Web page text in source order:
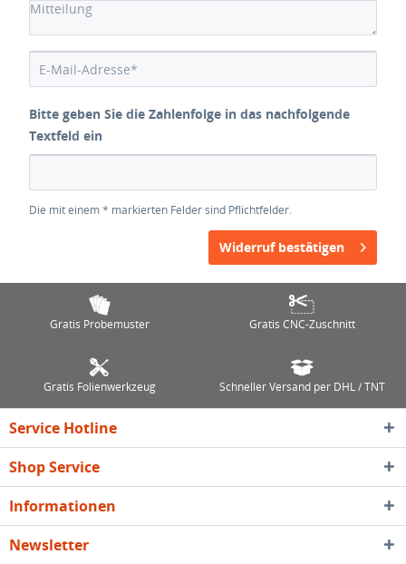
Bitte geben Sie die Zahlenfolge in das nachfolgende
Textfeld ein
Die mit einem * markierten Felder sind Pflichtfelder.
Widerruf bestätigen
Gratis Probemuster Gratis CNC-Zuschnitt
Gratis Folienwerkzeug Schneller Versand per DHL / TNT
Service Hotline
Shop Service
Informationen
Newsletter